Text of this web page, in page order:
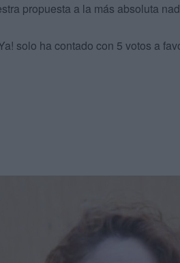
propuesta a la más absoluta
solo ha contado con 5 votos a